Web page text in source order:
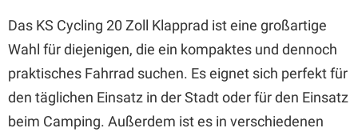
Das KS Cycling 20 Zoll Klapprad ist eine großartige
Wahl für diejenigen, die ein kompaktes und dennoch
praktisches Fahrrad suchen. Es eignet sich perfekt für
den täglichen Einsatz in der Stadt oder für den Einsatz
beim Camping. Außerdem ist es in verschiedenen